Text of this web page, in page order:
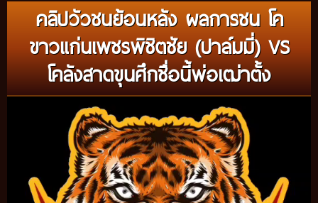
คลิปวัวชนย้อนหลัง ผลการชน โค
ขาวแก่นเพชรพิชิตชัย (ปาล์มมี่) VS
โคลังสาดขุนศึกชื่อนี้พ่อเฒ่าตั้ง